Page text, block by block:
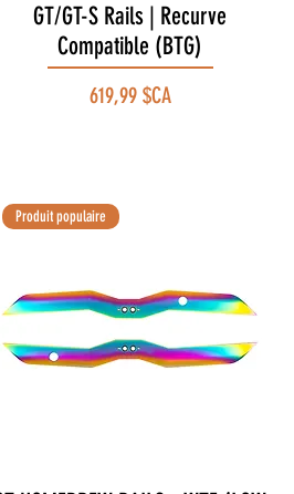
Aperçu rapide
GT/GT-S Rails | Recurve
Compatible (BTG)
Prix
619,99 $CA
Produit populaire